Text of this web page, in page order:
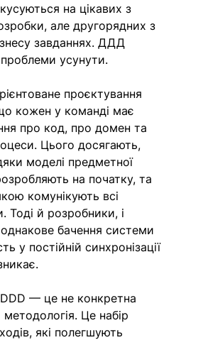
на цікавих з
але другорядних з
завданнях. ДДД
усунути.
проєктування
кожен у команді має
про код, про домен та
Цього досягають,
моделі предметної
на початку, та
комунікують всі
Тоді й розробники, і
бачення системи
у постійній синхронізації
— це не конкретна
методологія. Це набір
які полегшують